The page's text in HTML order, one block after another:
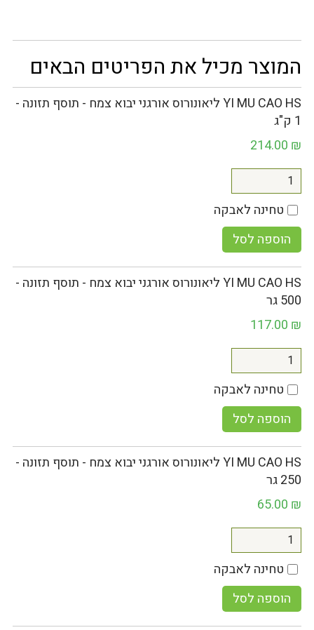
המוצר מכיל את הפריטים הבאים
YI MU CAO HS ליאונורוס אורגני יבוא צמח - תוסף תזונה -
1 ק"ג
214.00 ₪
טחינה לאבקה
הוספה לסל
YI MU CAO HS ליאונורוס אורגני יבוא צמח - תוסף תזונה -
500 גר
117.00 ₪
טחינה לאבקה
הוספה לסל
YI MU CAO HS ליאונורוס אורגני יבוא צמח - תוסף תזונה -
250 גר
65.00 ₪
טחינה לאבקה
הוספה לסל